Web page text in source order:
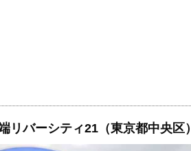
リバーシティ21（東京都中央区）